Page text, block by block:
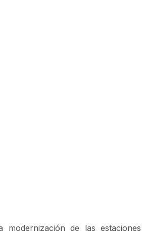
modernización de las estaciones